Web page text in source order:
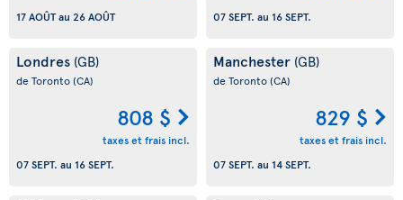
17 AOÛTau 26 AOÛT
07 SEPT. au 16 SEPT.
Londres (GB)
de Toronto(CA)
808 $
taxes et frais incl.
07 SEPT. au 16 SEPT.
Manchester (GB)
de Toronto(CA)
829 $
taxes et frais incl.
07 SEPT. au 14 SEPT.